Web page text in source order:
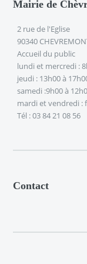
Mairie de
2 rue de l'Eglise
90340
Accueil du public
lundi et mercredi :
jeudi : 13h00 à
samedi :9h00 à
mardi et vendredi :
Tél : 03 84 21 08 56
Contact